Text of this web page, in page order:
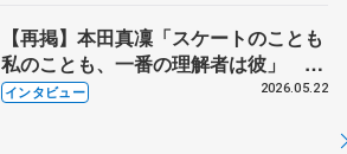
【再掲】本田真凜「スケートのことも
私のことも、一番の理解者は彼」 引
退時の単独インタビューで語った競技
インタビュー 2026.05.22